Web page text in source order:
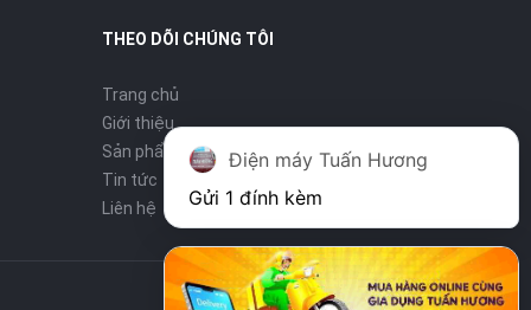
THEO DÕI CHÚNG TÔI
Trang chủ
Giới thiệu
Sản phẩm
Tin tức
Liên hệ
Điện máy Tuấn Hương
Gửi 1 đính kèm